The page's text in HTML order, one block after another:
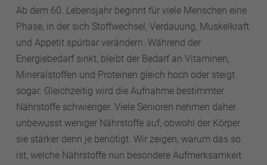
Ab dem 60. Lebensjahr beginnt für viele Menschen eine
Phase, in der sich Stoffwechsel, Verdauung, Muskelkraft
und Appetit spürbar verändern. Während der
Energiebedarf sinkt, bleibt der Bedarf an Vitaminen,
Mineralstoffen und Proteinen gleich hoch oder steigt
sogar. Gleichzeitig wird die Aufnahme bestimmter
Nährstoffe schwieriger. Viele Senioren nehmen daher
unbewusst weniger Nährstoffe auf, obwohl der Körper
sie stärker denn je benötigt. Wir zeigen, warum das so
ist, welche Nährstoffe nun besondere Aufmerksamkeit